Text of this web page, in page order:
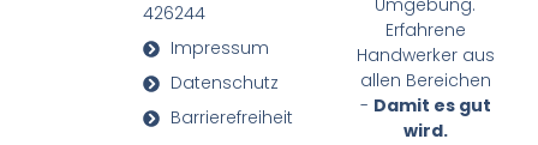
Umgebung.
Erfahrene
Handwerker aus
allen Bereichen
- Damit es gut
wird.
426244
Impressum
Datenschutz
Barrierefreiheit